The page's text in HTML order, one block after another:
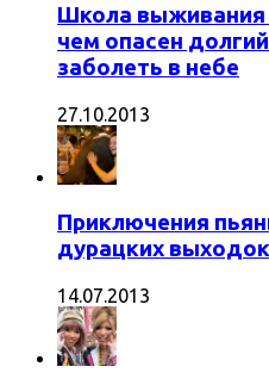
Школа выживания
чем опасен
заболеть в небе
27.10.2013
Приключения
дурацких
14.07.2013